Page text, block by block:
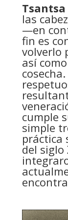
Tsantsa
las
—en
fin es
volverlo
así
cumple
simple
práctica
del siglo